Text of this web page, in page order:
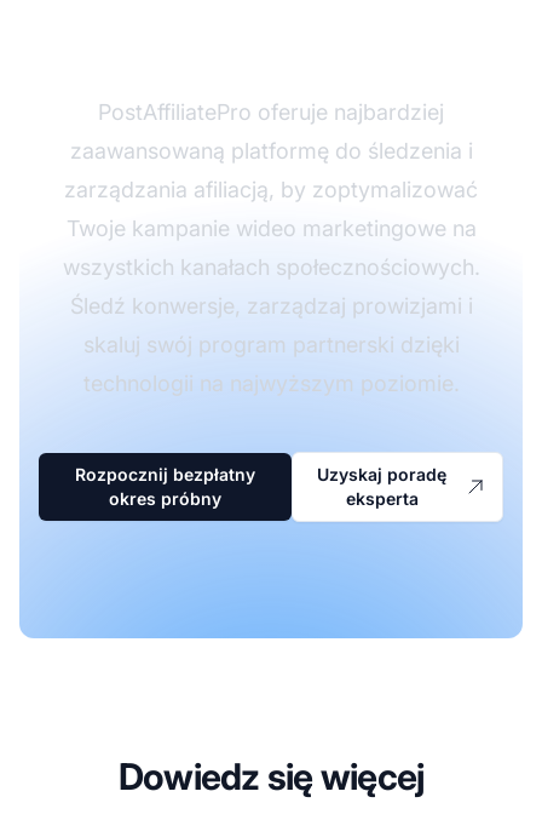
PostAffiliatePro oferuje najbardziej
zaawansowaną platformę do śledzenia i
zarządzania afiliacją, by zoptymalizować
Twoje kampanie wideo marketingowe na
wszystkich kanałach społecznościowych.
Śledź konwersje, zarządzaj prowizjami i
skaluj swój program partnerski dzięki
technologii na najwyższym poziomie.
Rozpocznij bezpłatny
okres próbny
Uzyskaj poradę
eksperta
Dowiedz się więcej